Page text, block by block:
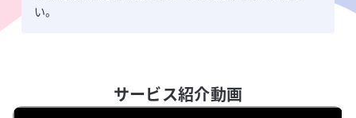
い。
サービス紹介動画